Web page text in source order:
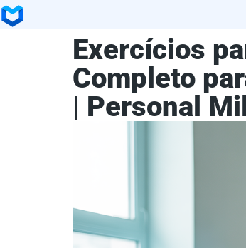
Exercícios
Completo
| Personal